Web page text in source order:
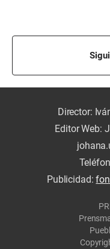
Director:
Editor Web:
Publicidad: